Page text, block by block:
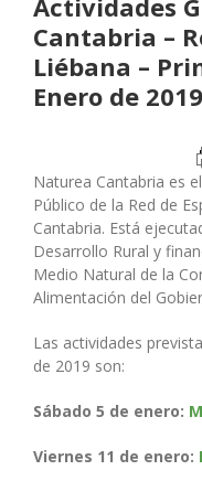
Cantabria –
Liébana –
Enero de 2019
Naturea Cantabria es
Público de la Red de
Cantabria. Está
Desarrollo Rural y
Medio Natural de la
Alimentación del
Las actividades
de 2019 son:
Sábado 5 de enero:
Viernes 11 de enero: